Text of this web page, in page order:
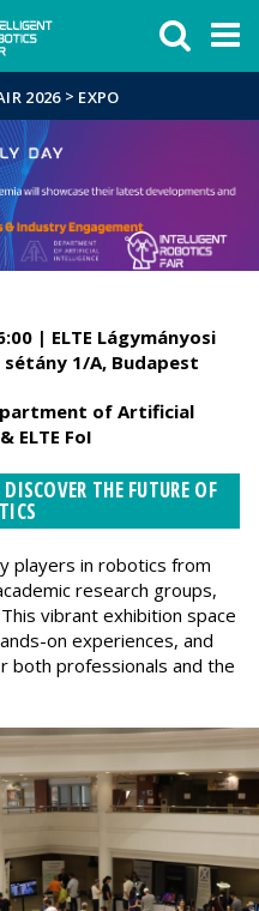
a
2026 > EXPO
| ELTE Lágymányosi
sétány 1/A, Budapest
of Artificial
ELTE FoI
THE FUTURE OF
players in robotics from
research groups,
vibrant exhibition space
on experiences, and
both professionals and the